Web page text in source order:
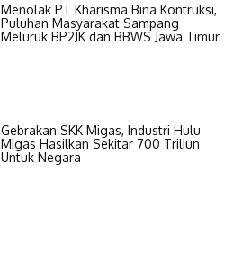
Menolak PT Kharisma Bina Kontruksi,
Puluhan Masyarakat Sampang
Meluruk BP2JK dan BBWS Jawa Timur
Gebrakan SKK Migas, Industri Hulu
Migas Hasilkan Sekitar 700 Triliun
Untuk Negara